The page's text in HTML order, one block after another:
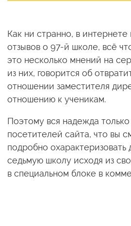
Как ни странно, в интернете
отзывов о 97-й школе, всё
это несколько мнений на
из них, говорится об
отношении заместителя
отношению к ученикам.
Поэтому вся надежда
посетителей сайта, что вы
подробно охарактеризовать
седьмую школу исходя из
в специальном блоке в